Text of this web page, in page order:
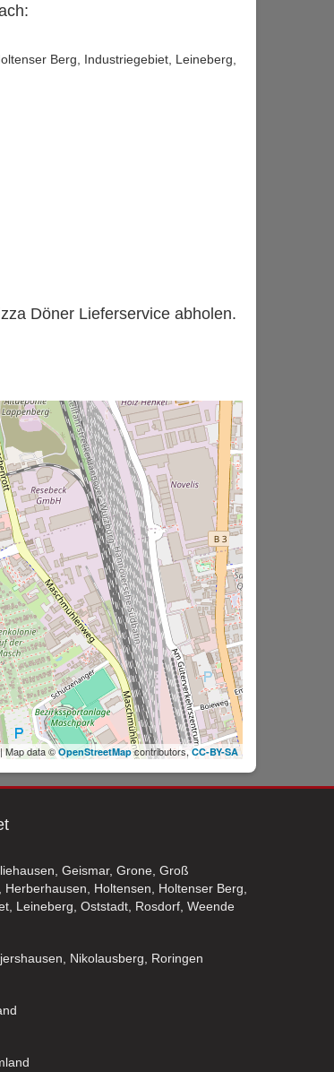
Berg, Industriegebiet, Leineberg,
Döner Lieferservice abholen.
| Map data ©OpenStreetMapcontributors,CC-BY-SA
Geismar, Grone, Groß
Herberhausen, Holtensen, Holtenser Berg,
Leineberg, Oststadt, Rosdorf, Weende
Nikolausberg, Roringen